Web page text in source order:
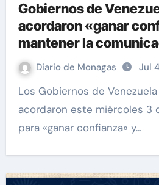
Gobiernos de
acordaron «ganar
mantener la
Diario de Monagas Jul
Los Gobiernos de Venezuela y Estados Unidos
acordaron este miércoles 3
para «ganar confianza» y…